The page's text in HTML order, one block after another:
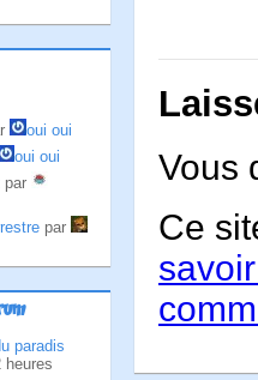
oui oui
oui oui
par
par
paradis
heures
Vous
Ce